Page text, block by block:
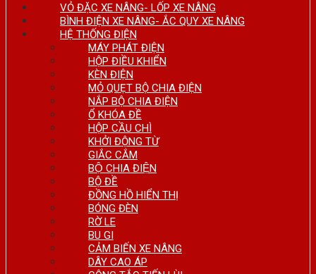
VỎ ĐẶC XE NÂNG- LỐP XE NÂNG
BÌNH ĐIỆN XE NÂNG- ẮC QUY XE NÂNG
HỆ THỐNG ĐIỆN
MÁY PHÁT ĐIỆN
HỘP ĐIỀU KHIỂN
KÈN ĐIỆN
MỎ QUẸT BỘ CHIA ĐIỆN
NẮP BỘ CHIA ĐIỆN
Ổ KHÓA ĐỀ
HỘP CẦU CHÌ
KHỞI ĐỘNG TỪ
GIẮC CẮM
BỘ CHIA ĐIỆN
BỘ ĐỀ
ĐỒNG HỒ HIỂN THỊ
BÓNG ĐÈN
RỜ LE
BU GI
CẢM BIẾN XE NÂNG
DÂY CAO ÁP